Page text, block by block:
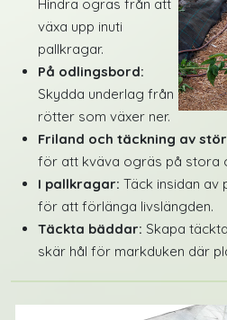
Hindra ogräs från att
växa upp inuti
pallkragar.
På odlingsbord:
Skydda underlag från
rötter som växer ner.
Friland och täckning av
för att kväva ogräs på stora
I pallkragar: Täck insidan av
för att förlänga livslängden.
Täckta bäddar: Skapa
skär hål för markduken där